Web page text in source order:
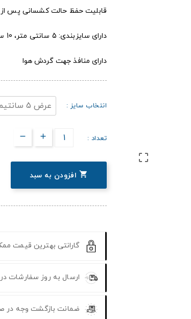

قابلیت حفظ حالت کشسانی پس از
دارای سایزبندی: 5 سانتی متر، 10 سانتی متر، 15 سانتی متر و 20 سانتی متر
دارای منافذ جهت گردش هوا
انتخاب سایز :
تعداد :
 افزودن به سبد
گارانتی بهترین قیمت
ارسال به روز سفارشات
ضمانت بازگشت وجه در